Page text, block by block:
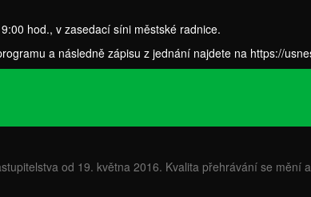
hod., v zasedací síni městské radnice.
a následně zápisu z jednání najdete na https://
od 19. května 2016. Kvalita přehrávání se mění